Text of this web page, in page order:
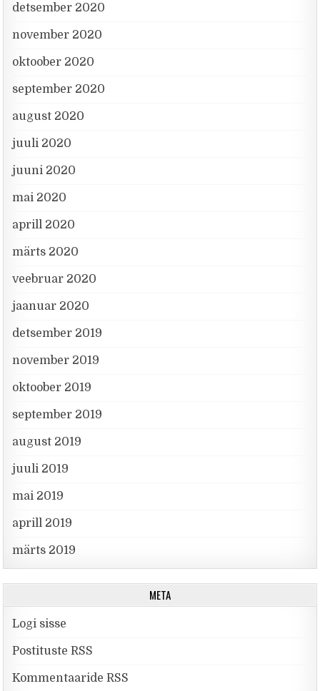
detsember 2020
november 2020
oktoober 2020
september 2020
august 2020
juuli 2020
juuni 2020
mai 2020
aprill 2020
märts 2020
veebruar 2020
jaanuar 2020
detsember 2019
november 2019
oktoober 2019
september 2019
august 2019
juuli 2019
mai 2019
aprill 2019
märts 2019
META
Logi sisse
Postituste RSS
Kommentaaride RSS